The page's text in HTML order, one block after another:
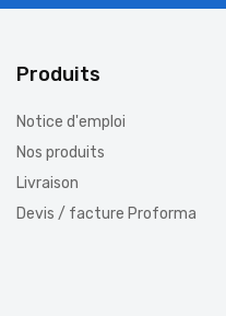
Produits
Notice d'emploi
Nos produits
Livraison
Devis / facture Proforma